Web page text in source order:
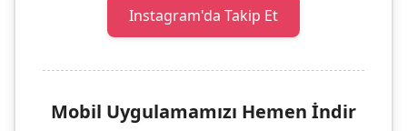
Instagram'da Takip Et
Mobil Uygulamamızı Hemen İndir